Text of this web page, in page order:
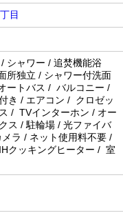
目
シャワー / 追焚機能浴
所独立 / シャワー付洗面
ートバス / バルコニー /
き / エアコン / クロゼッ
/ TVインターホン / オー
ス / 駐輪場 / 光ファイバ
ラ / ネット使用料不要 /
クッキングヒーター / 室